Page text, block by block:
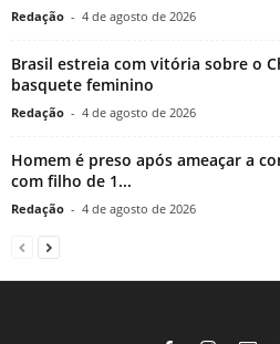
Redação - 4 de agosto de 2026
Brasil estreia com vitória sobre o
basquete feminino
Redação - 4 de agosto de 2026
Homem é preso após ameaçar a
com filho de 1...
Redação - 4 de agosto de 2026